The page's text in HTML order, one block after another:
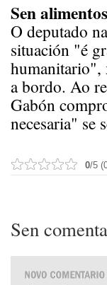
Sen alimentos
O deputado
situación "é
humanitario",
a bordo. Ao
Gabón
necesaria" se
0/5
Sen